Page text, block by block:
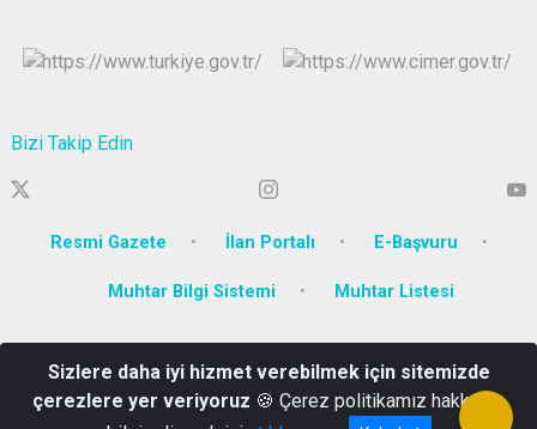
Bizi Takip Edin
Resmi Gazete İlan Portalı E-Başvuru
Muhtar Bilgi Sistemi Muhtar Listesi
KOCAELİ
0(262) 300 50 00 Kep Adresi: icisleribakanligi@hs01.kep.tr
Sizlere daha iyi hizmet verebilmek için sitemizde
çerezlere yer veriyoruz 🍪 Çerez politikamız hakkında